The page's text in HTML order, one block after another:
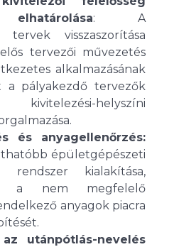
: A
tervek visszaszorítása
tervezői művezetés
alkalmazásának
a pályakezdő tervezők
helyszíni
és anyagellenőrzés:
épületgépészeti
rendszer kialakítása,
a nem megfelelő
anyagok piacra
utánpótlás-nevelés